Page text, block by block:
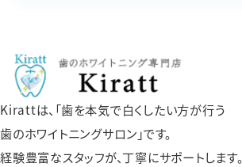
Kirattは、「歯を本気で白くしたい方が行う
歯のホワイトニングサロン」です。
経験豊富なスタッフが、丁寧にサポートします。